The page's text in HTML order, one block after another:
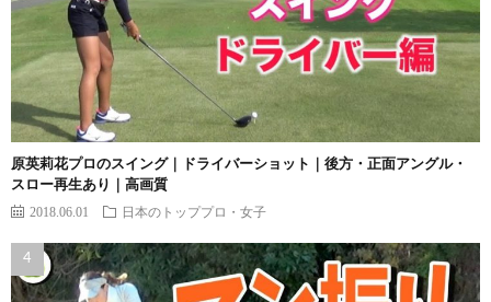
原英莉花プロのスイング｜ドライバーショット｜後方・正面アングル・
スロー再生あり｜高画質
2018.06.01 日本のトッププロ・女子